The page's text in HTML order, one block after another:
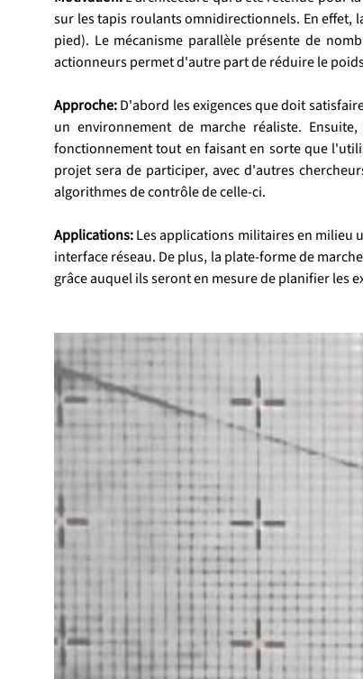
sur les tapis roulants omnidirectionnels. En effet,
pied). Le mécanisme parallèle présente de
actionneurs permet d'autre part de réduire le
Approche: D'abord les exigences que doit
un environnement de marche réaliste.
fonctionnement tout en faisant en sorte que
projet sera de participer, avec d'autres
algorithmes de contrôle de celle-ci.
Applications: Les applications militaires en milieu
interface réseau. De plus, la plate-forme de
grâce auquel ils seront en mesure de planifier les